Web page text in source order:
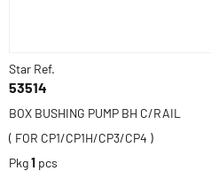
Star Ref.
53514
BOX BUSHING PUMP BH C/RAIL
( FOR CP1/CP1H/CP3/CP4 )
Pkg1 pcs